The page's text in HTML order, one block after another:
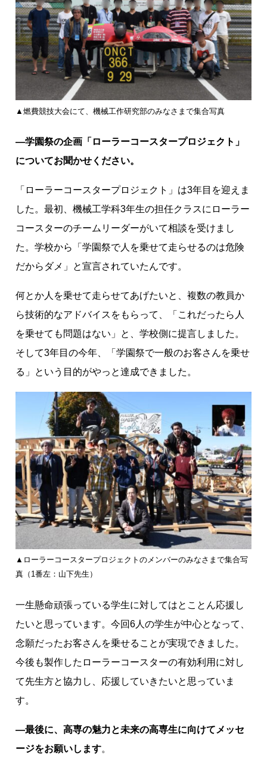
▲燃費競技大会にて、機械工作研究部のみなさまで集合写真
―学園祭の企画「ローラーコースタープロジェクト」
についてお聞かせください。
「ローラーコースタープロジェクト」は3年目を迎えま
した。最初、機械工学科3年生の担任クラスにローラー
コースターのチームリーダーがいて相談を受けまし
た。学校から「学園祭で人を乗せて走らせるのは危険
だからダメ」と宣言されていたんです。
何とか人を乗せて走らせてあげたいと、複数の教員か
ら技術的なアドバイスをもらって、「これだったら人
を乗せても問題はない」と、学校側に提言しました。
そして3年目の今年、「学園祭で一般のお客さんを乗せ
る」という目的がやっと達成できました。
▲ローラーコースタープロジェクトのメンバーのみなさまで集合写
真（1番左：山下先生）
一生懸命頑張っている学生に対してはとことん応援し
たいと思っています。今回6人の学生が中心となって、
念願だったお客さんを乗せることが実現できました。
今後も製作したローラーコースターの有効利用に対し
て先生方と協力し、応援していきたいと思っていま
す。
―最後に、高専の魅力と未来の高専生に向けてメッセ
ージをお願いします。